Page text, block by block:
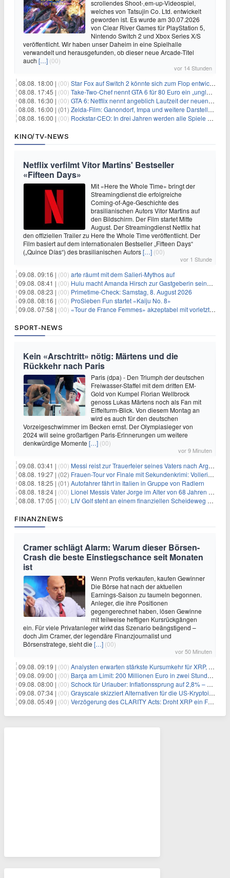
scrollendes Shoot-‚em-up-Videospiel,
welches von Tatsujin Co. Ltd. entwickelt
geworden ist. Es wurde am 30.07.2026
von Clear River Games für PlayStation 5,
Nintendo Switch 2 und Xbox Series X/S
veröffentlicht. Wir haben unser Daheim in eine Spielhalle
verwandelt und herausgefunden, ob dieser neue Arcade-Titel
auch […] (00)
vor 14 Stunden
08.08. 18:00 | (00) Star Fox auf Switch 2 könnte sich zum Flop entwickeln
08.08. 17:45 | (00) Take-Two-Chef nennt GTA 6 für 80 Euro ein „unglaubliches Schnäppchen“
08.08. 16:30 | (00) GTA 6: Netflix nennt angeblich Laufzeit der neuen Gameplay-Präsentation
08.08. 16:00 | (01) Zelda-Film: Ganondorf, Impa und weitere Darsteller sollen feststehen
08.08. 16:00 | (00) Rockstar-CEO: In drei Jahren werden alle Spiele gestreamt
KINO/TV-NEWS
Netflix verfilmt Vitor Martins' Bestseller
«Fifteen Days»
Mit «Here the Whole Time» bringt der
Streamingdienst die erfolgreiche
Coming-of-Age-Geschichte des
brasilianischen Autors Vitor Martins auf
den Bildschirm. Der Film startet Mitte
August. Der Streamingdienst Netflix hat
den offiziellen Trailer zu Here the Whole Time veröffentlicht. Der
Film basiert auf dem internationalen Bestseller „Fifteen Days“
(„Quince Días“) des brasilianischen Autors[…] (00)
vor 1 Stunde
09.08. 09:16 | (00) arte räumt mit dem Salieri-Mythos auf
09.08. 08:41 | (00) Hulu macht Amanda Hirsch zur Gastgeberin seines Reality-Podcasts
09.08. 08:23 | (00) Primetime-Check: Samstag, 8. August 2026
09.08. 08:16 | (00) ProSieben Fun startet «Kaiju No. 8»
09.08. 07:58 | (00) «Tour de France Femmes» akzeptabel mit vorletzter Etappe
SPORT-NEWS
Kein «Arschtritt» nötig: Märtens und die
Rückkehr nach Paris
Paris (dpa) - Den Triumph der deutschen
Freiwasser-Staffel mit dem dritten EM-
Gold von Kumpel Florian Wellbrock
genoss Lukas Märtens noch als Fan mit
Eiffelturm-Blick. Von diesem Montag an
wird es auch für den deutschen
Vorzeigeschwimmer im Becken ernst. Der Olympiasieger von
2024 will seine großartigen Paris-Erinnerungen um weitere
denkwürdige Momente […] (00)
vor 9 Minuten
09.08. 03:41 | (00) Messi reist zur Trauerfeier seines Vaters nach Argentinien
08.08. 19:27 | (02) Frauen-Tour vor Finale mit Sekundenkrimi: Vollering in Gelb
08.08. 18:25 | (01) Autofahrer fährt in Italien in Gruppe von Radlern
08.08. 18:24 | (00) Lionel Messis Vater Jorge im Alter von 68 Jahren gestorben
08.08. 17:05 | (00) LIV Golf steht an einem finanziellen Scheideweg auf der Suche nach neuen Investitionen
FINANZNEWS
Cramer schlägt Alarm: Warum dieser Börsen-
Crash die beste Einstiegschance seit Monaten
ist
Wenn Profis verkaufen, kaufen Gewinner
Die Börse hat nach der aktuellen
Earnings-Saison zu taumeln begonnen.
Anleger, die ihre Positionen
gegengerechnet haben, lösen Gewinne
mit teilweise heftigen Kursrückgängen
ein. Für viele Privatanleger wirkt das Szenario beängstigend –
doch Jim Cramer, der legendäre Finanzjournalist und
Börsenstratege, sieht die […] (00)
vor 50 Minuten
09.08. 09:19 | (00) Analysten erwarten stärkste Kursumkehr für XRP, während Polymarket skeptisch bleibt
09.08. 09:00 | (00) Barça am Limit: 200 Millionen Euro in zwei Stunden – warum dieser Schuldentrip hochgefährlich wird
09.08. 08:00 | (00) Schock für Urlauber: Inflationssprung auf 2,8% – Diese Preise explodieren jetzt
09.08. 07:34 | (00) Grayscale skizziert Alternativen für die US-Kryptoindustrie ohne CLARITY Act
09.08. 05:49 | (00) Verzögerung des CLARITY Acts: Droht XRP ein Fall unter die $1-Marke?